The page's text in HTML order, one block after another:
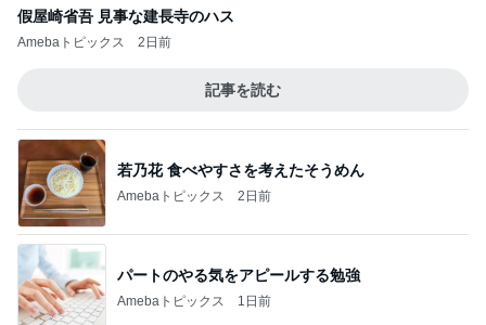
假屋崎省吾 見事な建長寺のハス
Amebaトピックス 2日前
記事を読む
若乃花 食べやすさを考えたそうめん
Amebaトピックス 2日前
パートのやる気をアピールする勉強
Amebaトピックス 1日前